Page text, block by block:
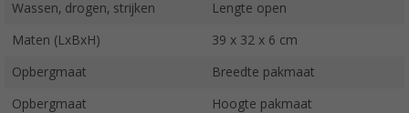
Wassen, drogen, strijken Lengte open
Maten (LxBxH) 39 x 32 x 6 cm
Opbergmaat Breedte pakmaat
Opbergmaat Hoogte pakmaat